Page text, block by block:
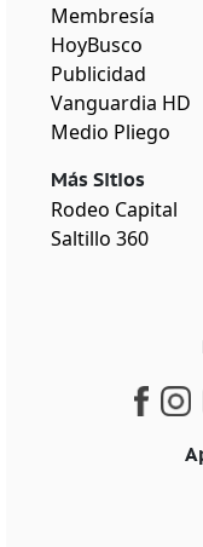
Membresía
HoyBusco
Publicidad
Vanguardia HD
Medio Pliego
Más Sitios
Rodeo Capital
Saltillo 360